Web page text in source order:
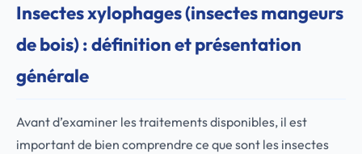
Insectes xylophages (insectes mangeurs
de bois) : définition et présentation
générale
Avant d’examiner les traitements disponibles, il est
important de bien comprendre ce que sont les insectes